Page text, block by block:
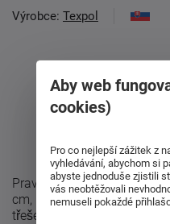
Výrobce: Texpol
Pravá police nad postel
cm, hloubka 21 cm. Vyrábí
třešeň, tabák, mahagon, ...
Aby web
cookies)
Pro co nejlepší zážitek z
vyhledávání, abychom si
abyste jednoduše zjistili
vás neobtěžovali
nemuseli pokaždé